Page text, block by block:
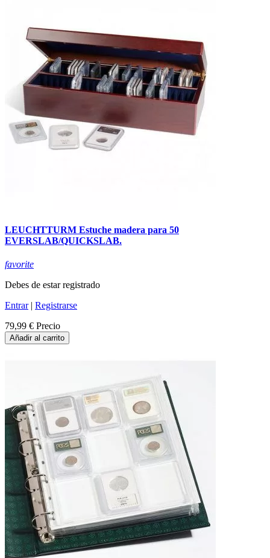
LEUCHTTURM Estuche madera para 50
EVERSLAB/QUICKSLAB.
favorite
Debes de estar registrado
Entrar| Registrarse
79,99 € Precio
Añadir al carrito